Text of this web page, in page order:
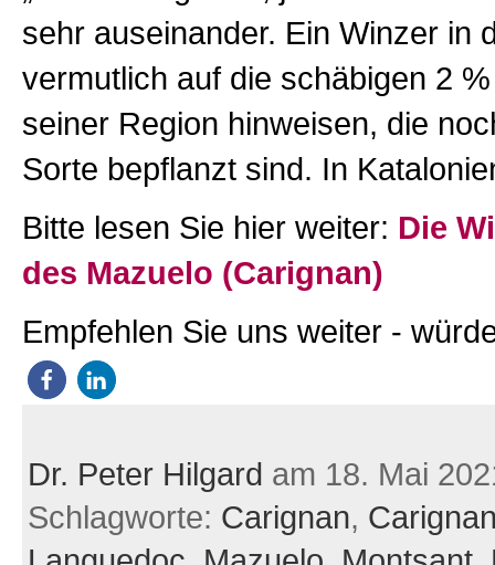
sehr auseinander. Ein Winzer in
vermutlich auf die schäbigen 2
seiner Region hinweisen, die
Sorte bepflanzt sind. In
Bitte lesen Sie hier weiter: Die
des Mazuelo (Carignan)
Empfehlen Sie uns weiter -
Dr. Peter Hilgard am 18. Mai
Schlagworte: Carignan,